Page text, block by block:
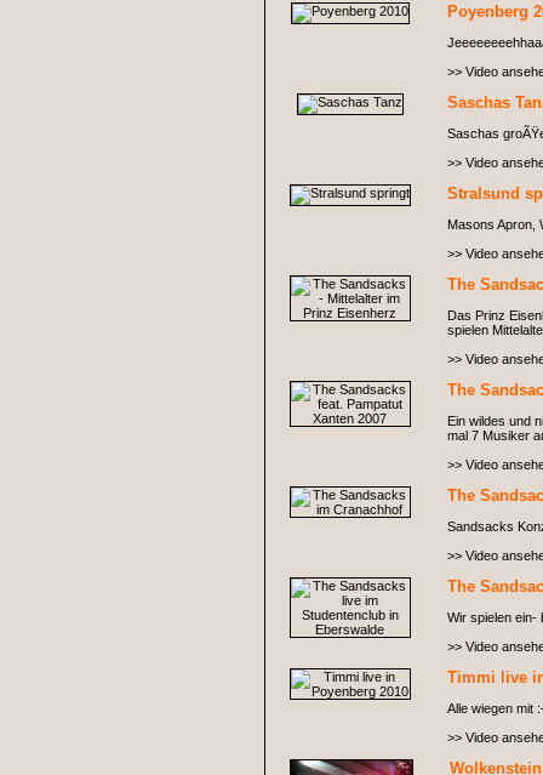
Poyenberg
>> Video
Saschas
Saschas
>> Video
Stralsund
Masons Apron,
>> Video
The
Das Prinz
spielen
>> Video
The
Ein wildes und
mal 7 Musiker
>> Video
The
Sandsacks
>> Video
The
Wir spielen ein-
>> Video
Timmi live
Alle wiegen mit
>> Video
Wolkenstein